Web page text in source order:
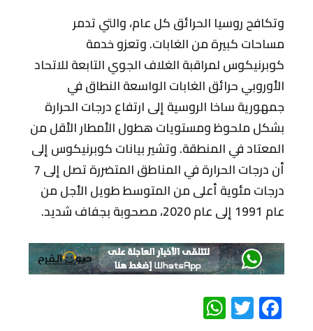
وتكافح روسيا الحرائق كل عام، والتي تدمر
مساحات كبيرة من الغابات. وتعزو خدمة
كوبرنيكوس لمراقبة الغلاف الجوي التابعة للاتحاد
الأوروبي حرائق الغابات الواسعة النطاق في
جمهورية ساخا الروسية إلى ارتفاع درجات الحرارة
بشكل ملحوظ ومستويات هطول الأمطار الأقل من
المعتاد في المنطقة. وتشير بيانات كوبرنيكوس إلى
أن درجات الحرارة في المناطق المتضررة تصل إلى 7
درجات مئوية أعلى من المتوسط طويل الأجل من
عام 1991 إلى عام 2020، مصحوبة بجفاف شديد.
Facebook
Twitter
WhatsApp